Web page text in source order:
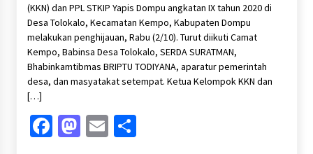
(KKN) dan PPL STKIP Yapis Dompu angkatan IX tahun 2020 di
Desa Tolokalo, Kecamatan Kempo, Kabupaten Dompu
melakukan penghijauan, Rabu (2/10). Turut diikuti Camat
Kempo, Babinsa Desa Tolokalo, SERDA SURATMAN,
Bhabinkamtibmas BRIPTU TODIYANA, aparatur pemerintah
desa, dan masyatakat setempat. Ketua Kelompok KKN dan
[…]
Facebook
Mastodon
EmailShare